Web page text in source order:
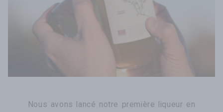
Nous avons lancé notre première liqueur en